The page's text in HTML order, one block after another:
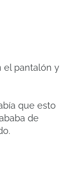
el pantalón y
que esto
de